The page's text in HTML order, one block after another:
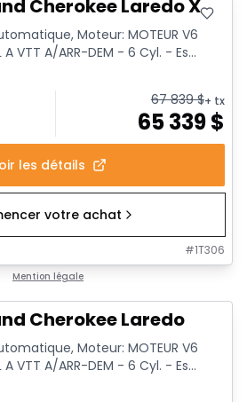
Cherokee Laredo X
Moteur: MOTEUR V6
A VTT A/ARR-DEM - 6 Cyl. - Es...
67 839$+ tx
65 339$
les détails
votre achat
#1T306
Mention légale
Cherokee Laredo
Moteur: MOTEUR V6
A VTT A/ARR-DEM - 6 Cyl. - Es...